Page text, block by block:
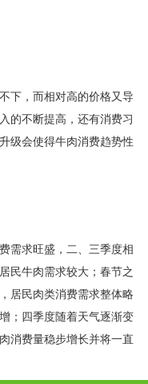
下，而相对高的价格又导
的不断提高，还有消费习
级会使得牛肉消费趋势性
需求旺盛，二、三季度相
民牛肉需求较大；春节之
居民肉类消费需求整体略
；四季度随着天气逐渐变
消费量稳步增长并将一直